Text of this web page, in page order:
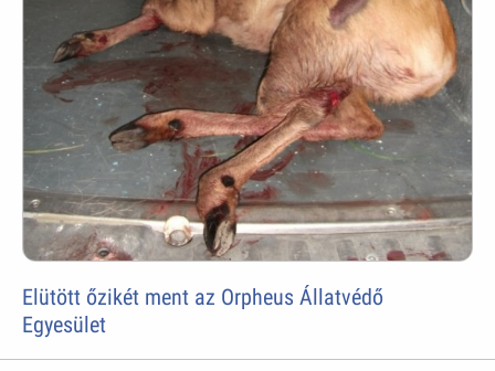
Elütött őzikét ment az Orpheus Állatvédő
Egyesület